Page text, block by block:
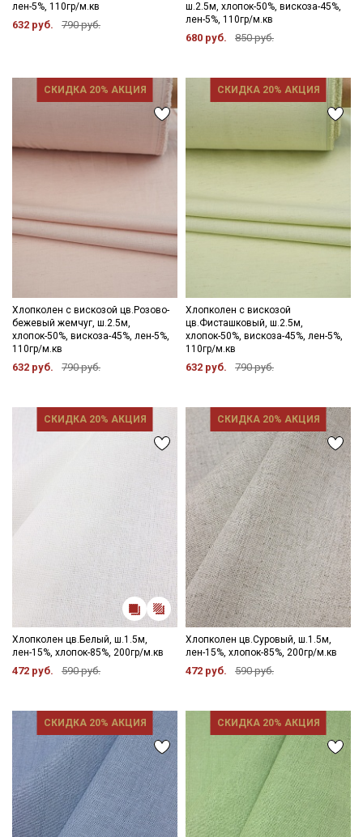
лен-5%, 110гр/м.кв
632 руб. 790 руб.
ш.2.5м, хлопок-50%, вискоза-45%,
лен-5%, 110гр/м.кв
680 руб. 850 руб.
СКИДКА 20% АКЦИЯ
Хлопколен с вискозой цв.Розово-
бежевый жемчуг, ш.2.5м,
хлопок-50%, вискоза-45%, лен-5%,
110гр/м.кв
632 руб. 790 руб.
СКИДКА 20% АКЦИЯ
Хлопколен с вискозой
цв.Фисташковый, ш.2.5м,
хлопок-50%, вискоза-45%, лен-5%,
110гр/м.кв
632 руб. 790 руб.
СКИДКА 20% АКЦИЯ
Хлопколен цв.Белый, ш.1.5м,
лен-15%, хлопок-85%, 200гр/м.кв
472 руб. 590 руб.
СКИДКА 20% АКЦИЯ
Хлопколен цв.Суровый, ш.1.5м,
лен-15%, хлопок-85%, 200гр/м.кв
472 руб. 590 руб.
СКИДКА 20% АКЦИЯ СКИДКА 20% АКЦИЯ